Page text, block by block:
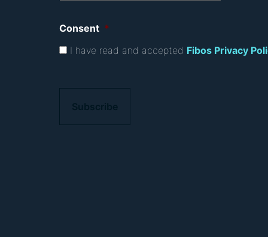
Consent *
I have read and accepted Fibos Privacy